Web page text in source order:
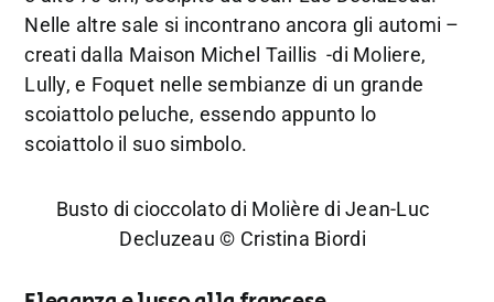
Nelle altre sale si incontrano ancora gli automi –
creati dalla Maison Michel Taillis -di Moliere,
Lully, e Foquet nelle sembianze di un grande
scoiattolo peluche, essendo appunto lo
scoiattolo il suo simbolo.
Busto di cioccolato di Molière di Jean-Luc
Decluzeau © Cristina Biordi